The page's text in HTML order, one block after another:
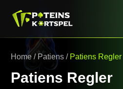
Home / Patiens / Patiens Regler
Patiens Regler